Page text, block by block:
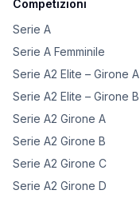
Competizioni
Serie A
Serie A Femminile
Serie A2 Elite – Girone A
Serie A2 Elite – Girone B
Serie A2 Girone A
Serie A2 Girone B
Serie A2 Girone C
Serie A2 Girone D